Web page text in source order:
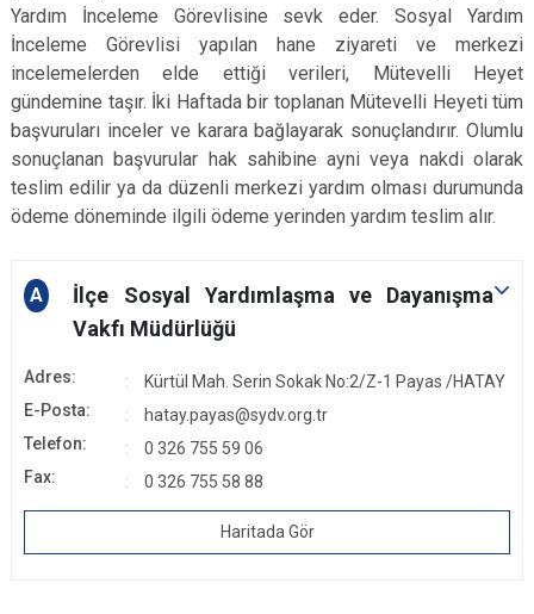
Yardım İnceleme Görevlisine sevk eder. Sosyal Yardım
İnceleme Görevlisi yapılan hane ziyareti ve merkezi
incelemelerden elde ettiği verileri, Mütevelli Heyet
gündemine taşır. İki Haftada bir toplanan Mütevelli Heyeti tüm
başvuruları inceler ve karara bağlayarak sonuçlandırır. Olumlu
sonuçlanan başvurular hak sahibine ayni veya nakdi olarak
teslim edilir ya da düzenli merkezi yardım olması durumunda
ödeme döneminde ilgili ödeme yerinden yardım teslim alır.
A
İlçe Sosyal Yardımlaşma ve Dayanışma
Vakfı Müdürlüğü
Adres:
Kürtül Mah. Serin Sokak No:2/Z-1 Payas /HATAY
E-Posta:
hatay.payas@sydv.org.tr
Telefon:
0 326 755 59 06
Fax:
0 326 755 58 88
Haritada Gör